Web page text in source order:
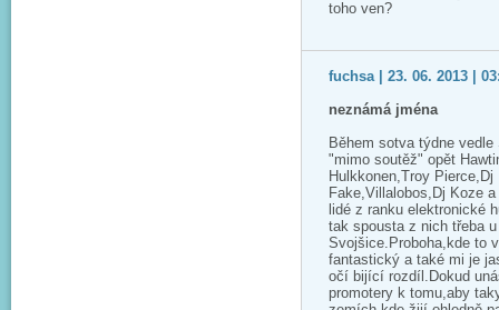
toho ven?
fuchsa | 23. 06. 2013 |
neznámá jména
Během sotva týdne
"mimo soutěž" opět
Hulkkonen,Troy
Fake,Villalobos,Dj Koze
lidé z ranku elektronické
tak spousta z nich třeba
Svojšice.Proboha,kde to
fantastický a také mi je
očí bijící rozdíl.Dokud
promotery k tomu,aby